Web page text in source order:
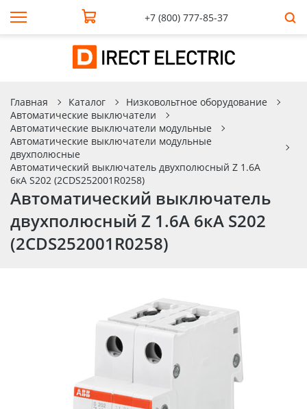
+7 (800) 777-85-37
Главная Каталог
Низковольтное оборудование
Автоматические выключатели
Автоматические выключатели модульные
Автоматические выключатели модульные
двухполюсные
Автоматический выключатель двухполюсный Z 1.6А
6кА S202 (2CDS252001R0258)
Автоматический выключатель
двухполюсный Z 1.6А 6кА S202
(2CDS252001R0258)